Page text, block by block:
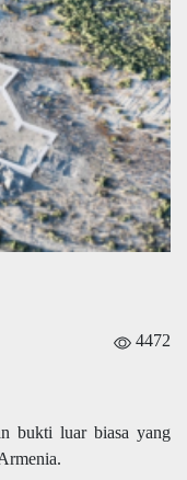
4472
bukti luar biasa yang